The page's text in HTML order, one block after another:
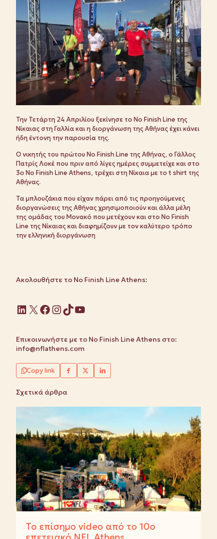
Την Τετάρτη 24 Απριλίου ξεκίνησε το Νο Finish Line της
Νίκαιας στη Γαλλία και η διοργάνωση της Αθήνας έχει κάνει
ήδη έντονη την παρουσία της.
Ο νικητής του πρώτου No Finish Line της Αθήνας, ο Γάλλος
Πατρίς Λοκέ που πριν από λίγες ημέρες συμμετείχε και στο
3ο No Finish Line Athens, τρέχει στη Νίκαια με το t shirt της
Αθήνας.
Τα μπλουζάκια που είχαν πάρει από τις προηγούμενες
διοργανώσεις της Αθήνας χρησιμοποιούν και άλλα μέλη
της ομάδας του Μονακό που μετέχουν και στο No Finish
Line της Νίκαιας και διαφημίζουν με τον καλύτερο τρόπο
την ελληνική διοργάνωση
Ακολουθήστε το No Finish Line Athens:
Linkedin
X Facebook
Instagram
TikTok
YouTube
Επικοινωνήστε με το No Finish Line Athens στο:
info@nflathens.com
Copy link
Σχετικά άρθρα
Το επίσημο video από το 10ο